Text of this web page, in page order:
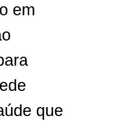
em
que